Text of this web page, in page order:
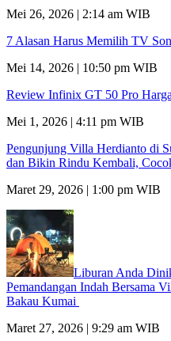
Mei 26, 2026 | 2:14 am WIB
7 Alasan Harus Memilih TV
Mei 14, 2026 | 10:50 pm WIB
Review Infinix GT 50 Pro
Mei 1, 2026 | 4:11 pm WIB
Pengunjung Villa Herdianto di
dan Bikin Rindu Kembali,
Maret 29, 2026 | 1:00 pm WIB
Liburan Anda
Pemandangan Indah Bersama
Bakau Kumai
Maret 27, 2026 | 9:29 am WIB